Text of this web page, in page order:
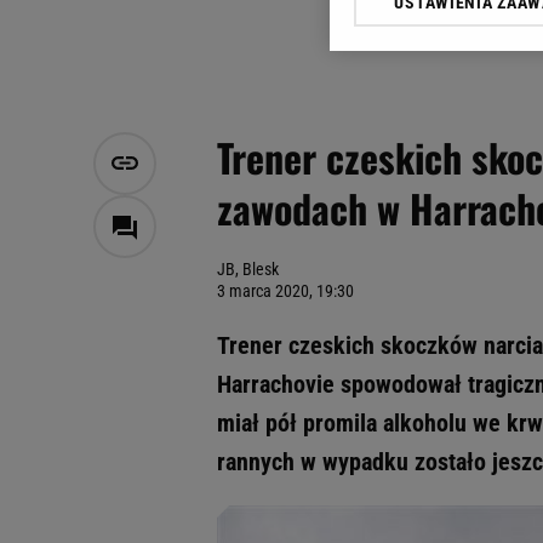
Trener czeskich
zawodach w
JB, Blesk
3 marca 2020, 19:30
Trener czeskich skoczków
Harrachovie spowodował
miał pół promila alkoholu we
rannych w wypadku zostało
Klikając „Akceptuję”
Zaufanych Partnerów i
My, nasi Zaufani
Przechowywanie